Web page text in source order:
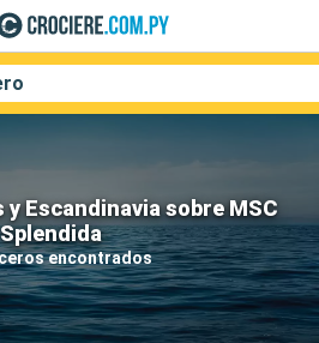
Escandinavia sobre MSC
Splendida
encontrados
Compañías